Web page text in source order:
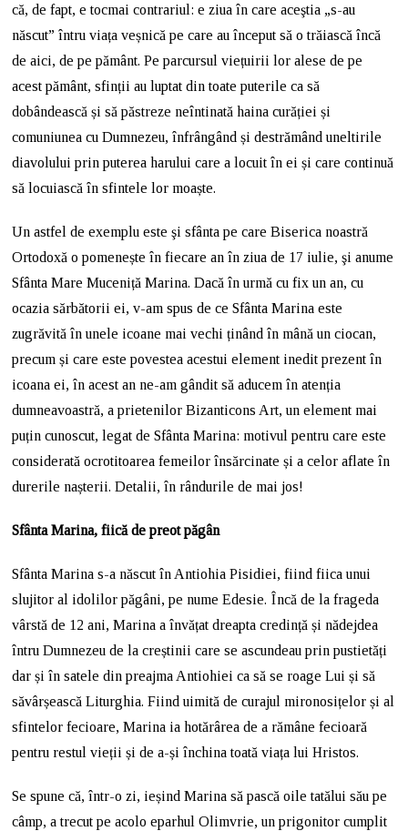
că, de fapt, e tocmai contrariul: e ziua în care aceştia „s-au
născut” întru viața veșnică pe care au început să o trăiască încă
de aici, de pe pământ. Pe parcursul viețuirii lor alese de pe
acest pământ, sfinții au luptat din toate puterile ca să
dobândească și să păstreze neîntinată haina curăției și
comuniunea cu Dumnezeu, înfrângând și destrămând uneltirile
diavolului prin puterea harului care a locuit în ei și care continuă
să locuiască în sfintele lor moaște.
Un astfel de exemplu este şi sfânta pe care Biserica noastră
Ortodoxă o pomenește în fiecare an în ziua de 17 iulie, şi anume
Sfânta Mare Muceniță Marina. Dacă în urmă cu fix un an, cu
ocazia sărbătorii ei, v-am spus de ce Sfânta Marina este
zugrăvită în unele icoane mai vechi ținând în mână un ciocan,
precum și care este povestea acestui element inedit prezent în
icoana ei, în acest an ne-am gândit să aducem în atenția
dumneavoastră, a prietenilor Bizanticons Art, un element mai
puțin cunoscut, legat de Sfânta Marina: motivul pentru care este
considerată ocrotitoarea femeilor însărcinate și a celor aflate în
durerile nașterii. Detalii, în rândurile de mai jos!
Sfânta Marina, fiică de preot păgân
Sfânta Marina s-a născut în Antiohia Pisidiei, fiind fiica unui
slujitor al idolilor păgâni, pe nume Edesie. Încă de la frageda
vârstă de 12 ani, Marina a învățat dreapta credință și nădejdea
întru Dumnezeu de la creștinii care se ascundeau prin pustietăți
dar și în satele din preajma Antiohiei ca să se roage Lui și să
săvârșească Liturghia. Fiind uimită de curajul mironosițelor și al
sfintelor fecioare, Marina ia hotărârea de a rămâne fecioară
pentru restul vieții și de a-și închina toată viața lui Hristos.
Se spune că, într-o zi, ieșind Marina să pască oile tatălui său pe
câmp, a trecut pe acolo eparhul Olimvrie, un prigonitor cumplit